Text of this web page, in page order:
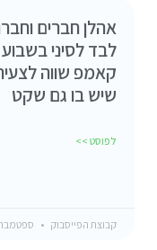
אהלן חברים
לבד לסיני
קאמפ שווה
שיש בו גם שקט
לפוסט >>
קבוצת הפייסבוק ספטמבר 21,